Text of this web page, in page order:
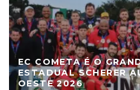
EC COMETA É O
ESTADUAL SCHERER
OESTE 2026